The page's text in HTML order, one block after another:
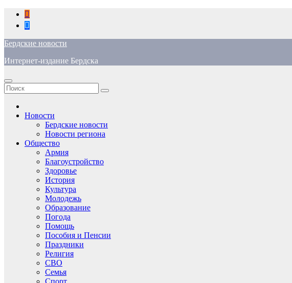
Перейти
содержимому
Бердские новости
Интернет-издание Бердска
Новости
Бердские новости
Новости региона
Общество
Армия
Благоустройство
Здоровье
История
Культура
Молодежь
Образование
Погода
Помощь
Пособия и Пенсии
Праздники
Религия
СВО
Семья
Спорт